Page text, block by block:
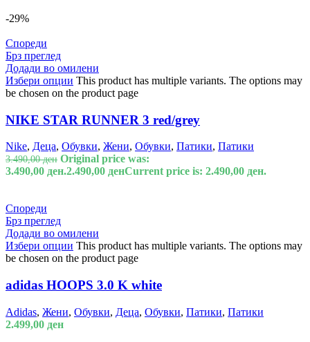
-29%
Спореди
Брз преглед
Додади во омилени
Избери опции This product has multiple variants. The options may
be chosen on the product page
NIKE STAR RUNNER 3 red/grey
Nike, Деца, Обувки, Жени, Обувки, Патики, Патики
3.490,00ден Original price was:
3.490,00 ден.2.490,00 денCurrent price is: 2.490,00 ден.
Спореди
Брз преглед
Додади во омилени
Избери опции This product has multiple variants. The options may
be chosen on the product page
adidas HOOPS 3.0 K white
Adidas, Жени, Обувки, Деца, Обувки, Патики, Патики
2.499,00 ден